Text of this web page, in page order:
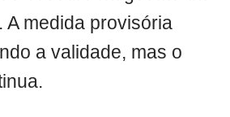
A medida provisória
a validade, mas o